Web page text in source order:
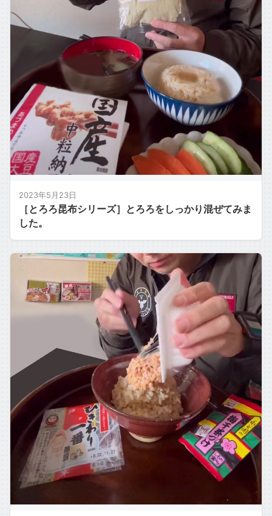
2023年5月23日
［とろろ昆布シリーズ］とろろをしっかり混ぜてみま
した。